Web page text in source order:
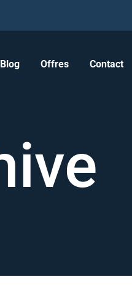
Blog Offres Contact